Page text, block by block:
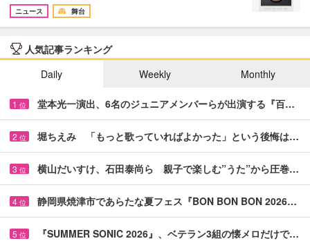
ニュース
舞台
人気記事ランキング
Daily
Weekly Monthly
1 位 堂本光一演出、6名のジュニアメンバーらが出演する『百…
2 位 堀ちえみ 「もっと歌っていればよかった」という後悔は…
3 位 横山だいすけ、石田泰尚ら 親子で楽しむ”うた”から圧巻…
4 位 静岡県焼津市であらたな夏フェス『BON BON BON 2026…
5 位 『SUMMER SONIC 2026』、ベテラン3組の懐メロだけで…